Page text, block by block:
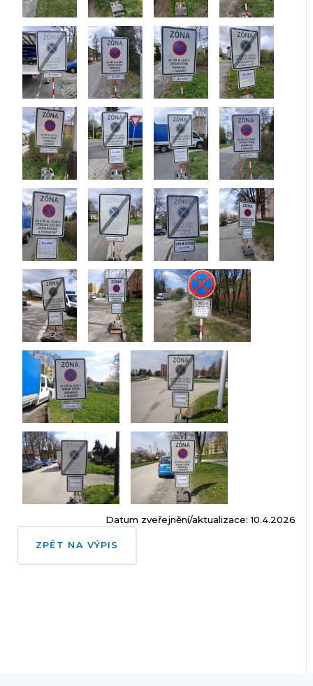
Datum zveřejnění/aktualizace: 10.4.2026
ZPĚT NA VÝPIS